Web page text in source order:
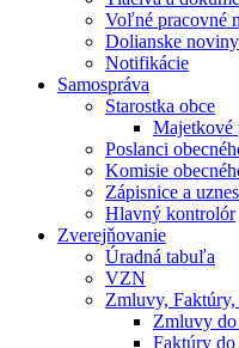
Voľné pracovné
Dolianske noviny
Notifikácie
Samospráva
Starostka obce
Majetkové
Poslanci
Komisie
Zápisnice a
Hlavný kontrolór
Zverejňovanie
Úradná tabuľa
VZN
Zmluvy,
Zmluvy do
Faktúry do